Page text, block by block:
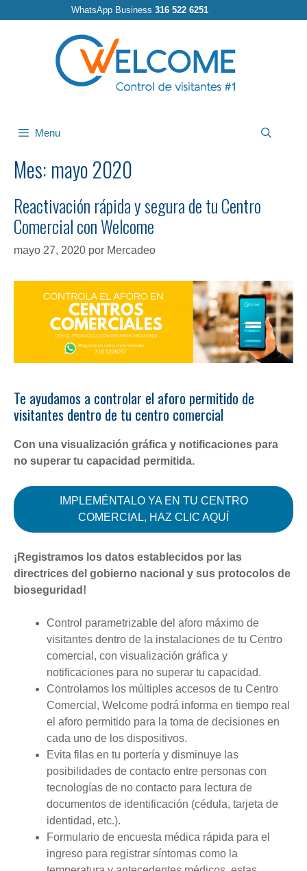
WhatsApp Business 316 522 6251
Menu
Mes: mayo 2020
Reactivación rápida y segura de tu Centro
Comercial con Welcome
mayo 27, 2020 por Mercadeo
Te ayudamos a controlar el aforo permitido de
visitantes dentro de tu centro comercial
Con una visualización gráfica y notificaciones para
no superar tu capacidad permitida.
IMPLEMÉNTALO YA EN TU CENTRO
COMERCIAL, HAZ CLIC AQUÍ
¡Registramos los datos establecidos por las
directrices del gobierno nacional y sus protocolos de
bioseguridad!
Control parametrizable del aforo máximo de
visitantes dentro de la instalaciones de tu Centro
comercial, con visualización gráfica y
notificaciones para no superar tu capacidad.
Controlamos los múltiples accesos de tu Centro
Comercial, Welcome podrá informa en tiempo real
el aforo permitido para la toma de decisiones en
cada uno de los dispositivos.
Evita filas en tu portería y disminuye las
posibilidades de contacto entre personas con
tecnologías de no contacto para lectura de
documentos de identificación (cédula, tarjeta de
identidad, etc.).
Formulario de encuesta médica rápida para el
ingreso para registrar síntomas como la